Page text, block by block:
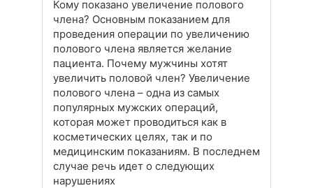
Кому показано увеличение полового
члена? Основным показанием для
проведения операции по увеличению
полового члена является желание
пациента. Почему мужчины хотят
увеличить половой член? Увеличение
полового члена – одна из самых
популярных мужских операций,
которая может проводиться как в
косметических целях, так и по
медицинским показаниям. В последнем
случае речь идет о следующих
нарушениях